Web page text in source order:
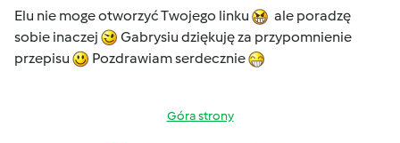
Elu nie moge otworzyć Twojego linku
ale poradzę
sobie inaczej
Gabrysiu dziękuję za przypomnienie
przepisu
Pozdrawiam serdecznie
Góra strony